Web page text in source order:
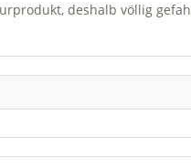
deshalb völlig